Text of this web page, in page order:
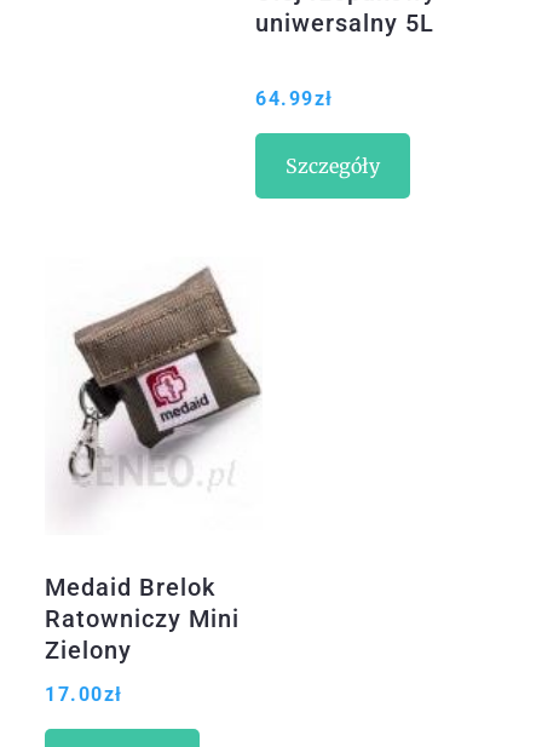
uniwersalny 5L
64.99zł
Szczegóły
Medaid Brelok
Ratowniczy Mini
Zielony
17.00zł